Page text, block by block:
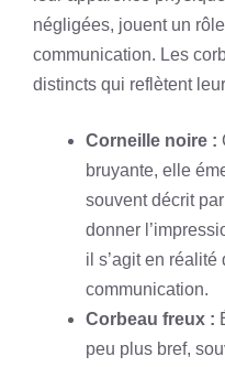
négligées, jouent un
communication. Les
distincts qui reflètent
Corneille noire :
bruyante, elle
souvent décrit
donner
il s’agit en réalité
communication.
Corbeau freux :
peu plus bref,